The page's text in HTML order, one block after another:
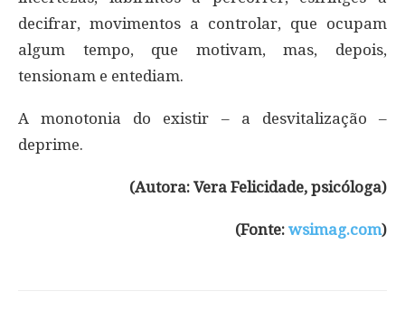
decifrar, movimentos a controlar, que ocupam
algum tempo, que motivam, mas, depois,
tensionam e entediam.
A monotonia do existir – a desvitalização –
deprime.
(Autora: Vera Felicidade, psicóloga)
(Fonte: wsimag.com)